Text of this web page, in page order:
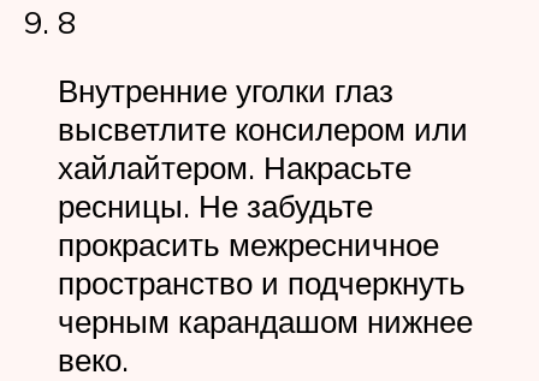
8
Внутренние уголки глаз
высветлите консилером или
хайлайтером. Накрасьте
ресницы. Не забудьте
прокрасить межресничное
пространство и подчеркнуть
черным карандашом нижнее
веко.